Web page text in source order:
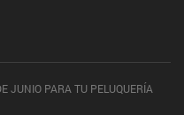
JUNIO PARA TU PELUQUERÍA